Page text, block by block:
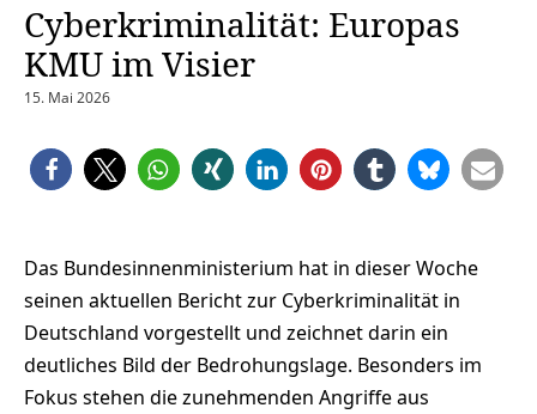
Cyberkriminalität: Europas
KMU im Visier
15. Mai 2026
Das Bundesinnenministerium hat in dieser Woche
seinen aktuellen Bericht zur Cyberkriminalität in
Deutschland vorgestellt und zeichnet darin ein
deutliches Bild der Bedrohungslage. Besonders im
Fokus stehen die zunehmenden Angriffe aus